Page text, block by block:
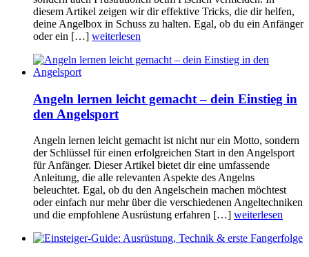
diesem Artikel zeigen wir dir effektive Tricks, die dir helfen,
deine Angelbox in Schuss zu halten. Egal, ob du ein Anfänger
oder ein […] weiterlesen
Angeln lernen leicht gemacht – dein Einstieg in
den Angelsport
Angeln lernen leicht gemacht ist nicht nur ein Motto, sondern
der Schlüssel für einen erfolgreichen Start in den Angelsport
für Anfänger. Dieser Artikel bietet dir eine umfassende
Anleitung, die alle relevanten Aspekte des Angelns
beleuchtet. Egal, ob du den Angelschein machen möchtest
oder einfach nur mehr über die verschiedenen Angeltechniken
und die empfohlene Ausrüstung erfahren […] weiterlesen